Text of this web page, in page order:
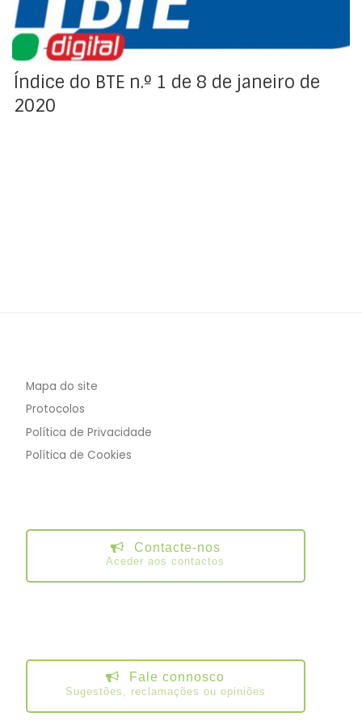
Índice do BTE n.º 1 de 8 de janeiro de
2020
Mapa do site
Protocolos
Política de Privacidade
Política de Cookies
Contacte-nos
Aceder aos contactos
Fale connosco
Sugestões, reclamações ou opiniões